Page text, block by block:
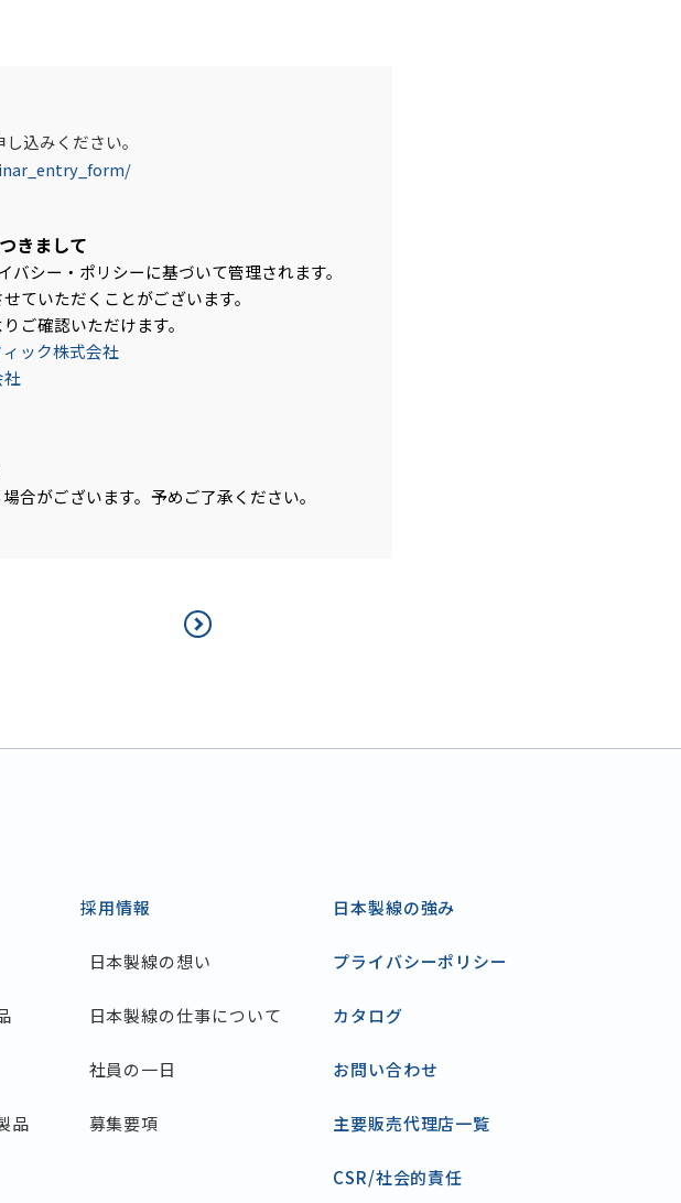
込みください。
きまして
シー・ポリシーに基づいて管理されます。
ていただくことがございます。
ご確認いただけます。
ック株式会社
社
合がございます。予めご了承ください。
品
採用情報
日本製線の想い
日本製線の仕事について
社員の一日
募集要項
日本製線の強み
プライバシーポリシー
カタログ
お問い合わせ
主要販売代理店一覧
CSR/社会的責任